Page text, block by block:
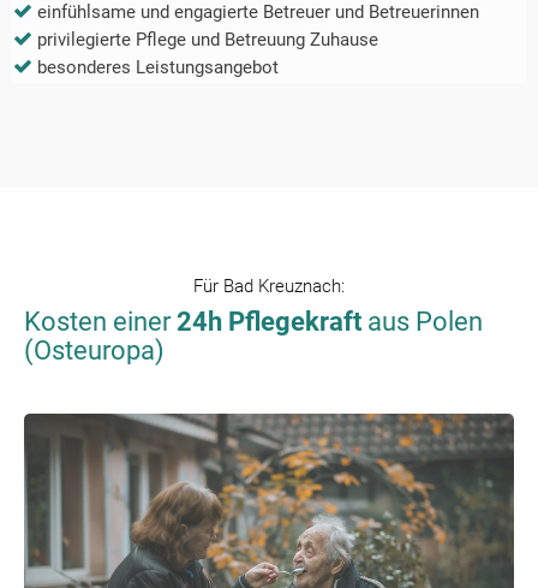
einfühlsame und engagierte Betreuer und Betreuerinnen
privilegierte Pflege und Betreuung Zuhause
besonderes Leistungsangebot
Für Bad Kreuznach:
Kosten einer24h Pflegekraft aus Polen
(Osteuropa)